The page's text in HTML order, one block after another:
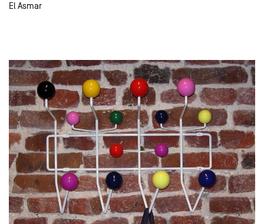
El Asmar